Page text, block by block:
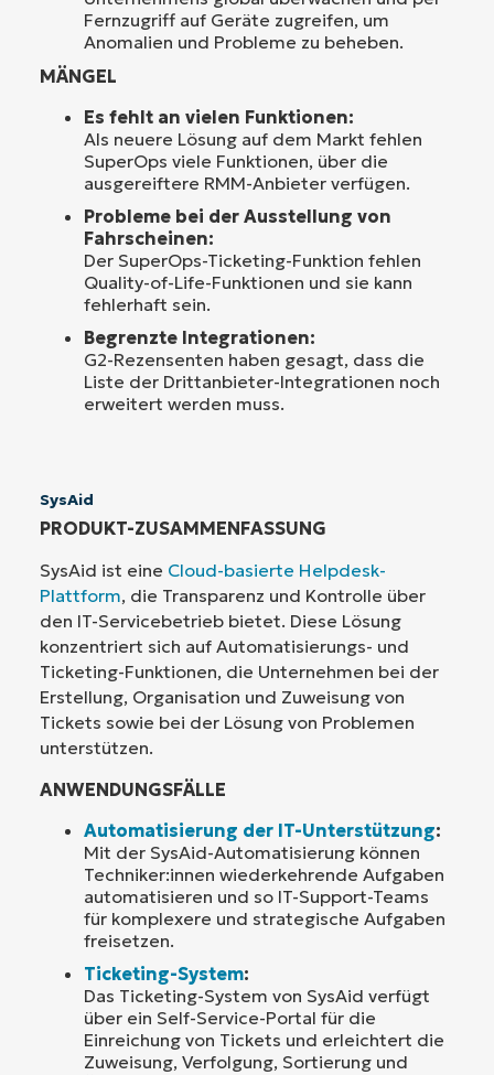
Fernzugriff auf Geräte zugreifen, um
Anomalien und Probleme zu beheben.
MÄNGEL
Es fehlt an vielen Funktionen:
Als neuere Lösung auf dem Markt fehlen
SuperOps viele Funktionen, über die
ausgereiftere RMM-Anbieter verfügen.
Probleme bei der Ausstellung von
Fahrscheinen:
Der SuperOps-Ticketing-Funktion fehlen
Quality-of-Life-Funktionen und sie kann
fehlerhaft sein.
Begrenzte Integrationen:
G2-Rezensenten haben gesagt, dass die
Liste der Drittanbieter-Integrationen noch
erweitert werden muss.
SysAid
PRODUKT-ZUSAMMENFASSUNG
SysAid ist eine Cloud-basierte Helpdesk-
Plattform, die Transparenz und Kontrolle über
den IT-Servicebetrieb bietet. Diese Lösung
konzentriert sich auf Automatisierungs- und
Ticketing-Funktionen, die Unternehmen bei der
Erstellung, Organisation und Zuweisung von
Tickets sowie bei der Lösung von Problemen
unterstützen.
ANWENDUNGSFÄLLE
Automatisierung der IT-Unterstützung:
Mit der SysAid-Automatisierung können
Techniker:innen wiederkehrende Aufgaben
automatisieren und so IT-Support-Teams
für komplexere und strategische Aufgaben
freisetzen.
Ticketing-System:
Das Ticketing-System von SysAid verfügt
über ein Self-Service-Portal für die
Einreichung von Tickets und erleichtert die
Zuweisung, Verfolgung, Sortierung und